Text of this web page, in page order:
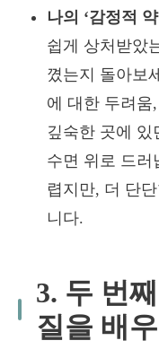
나의 ‘감정적
쉽게 상처받았
꼈는지 돌아보
에 대한 두려움
깊숙한 곳에 있
수면 위로 드러
렵지만, 더 단
니다.
3. 두 번
질을 배